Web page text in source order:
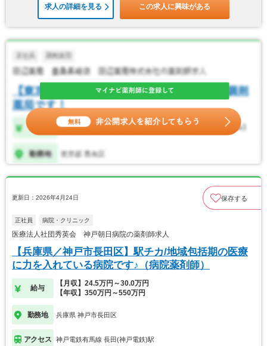
求人の詳細を見る この求人に興味がある
更新日：2026年4月24日 保存する
正社員 病院・クリニック
医療法人社団秀英会 神戸朝日病院の薬剤師求人
【兵庫県／神戸市長田区】駅チカ/地域包括期の医療
に力を入れている病院です♪（病院薬剤師）
給与
【月収】24.5万円～30.0万円
【年収】350万円～550万円
勤務地 兵庫県 神戸市長田区
アクセス 神戸電鉄有馬線 長田(神戸電鉄)駅